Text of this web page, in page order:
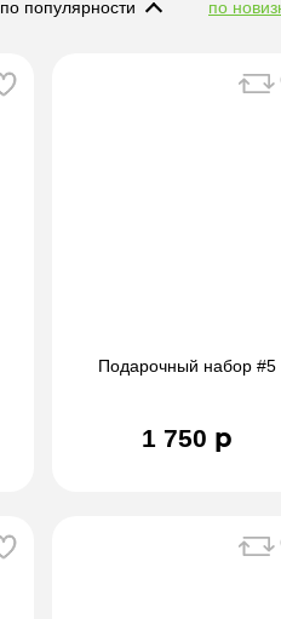
по популярности по
Подарочный набор #5
1 750 р